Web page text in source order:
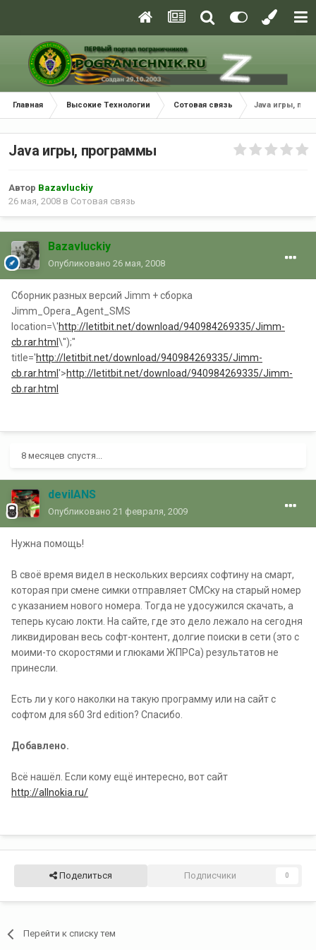
Главная Высокие Технологии Сотовая связь Java игры,
Java игры, программы
Автор Bazavluckiy
26 мая, 2008 в Сотовая связь
Bazavluckiy
Опубликовано 26 мая, 2008
Сборник разных версий Jimm + сборка
Jimm_Opera_Agent_SMS
location=\'http://letitbit.net/download/940984269335/Jimm-
cb.rar.html \'');"
title='http://letitbit.net/download/940984269335/Jimm-
cb.rar.html '>http://letitbit.net/download/940984269335/Jimm-
cb.rar.html
8 месяцев спустя...
devilANS
Опубликовано 21 февраля, 2009
Нужна помощь!
В своё время видел в нескольких версиях софтину на смарт,
которая при смене симки отправляет СМСку на старый номер
с указанием нового номера. Тогда не удосужился скачать, а
теперь кусаю локти. На сайте, где это дело лежало на сегодня
ликвидирован весь софт-контент, долгие поиски в сети (это с
моими-то скоростями и глюками ЖПРСа) результатов не
принесли.
Есть ли у кого наколки на такую программу или на сайт с
софтом для s60 3rd edition? Спасибо.
Добавлено.
Всё нашёл. Если кому ещё интересно, вот сайт
http://allnokia.ru/
Поделиться Подписчики 0
Перейти к списку тем